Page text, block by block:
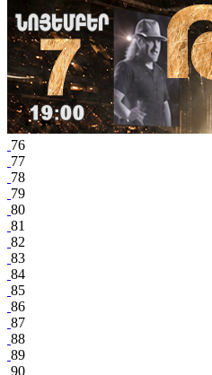
76
77
78
79
80
81
82
83
84
85
86
87
88
89
90